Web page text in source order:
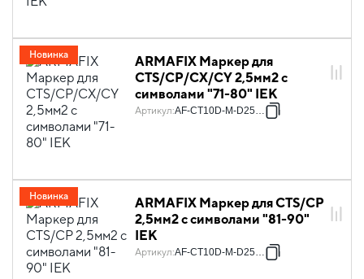
ARMAFIX Маркер для
CTS/CP/CX/CY 2,5мм2 с
символами "71-80" IEK
Артикул:AF-CT10D-M-D25-08
Новинка
ARMAFIX Маркер для CTS/CP
2,5мм2 с символами "81-90"
IEK
Артикул:AF-CT10D-M-D25-09
Новинка